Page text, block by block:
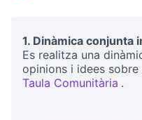
1. Dinàmica conjunta
Es realitza una
opinions i idees
Taula Comunitària .